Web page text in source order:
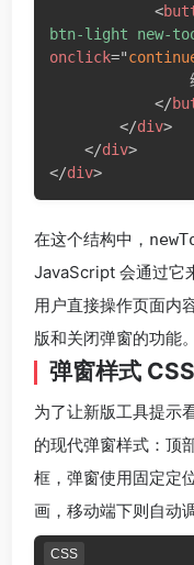
<
btn-light new-
onclick="
</
</div>
</div>
</div>
在这个结构中，
JavaScript 会通过它
用户直接操作页面内
版和关闭弹窗的功能。
弹窗样式
为了让新版工具提示
的现代弹窗样式：顶
框，弹窗使用固定定
画，移动端下则自动
CSS